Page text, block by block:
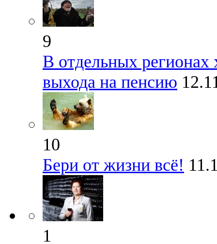
9
В отдельных регионах
выхода на пенсию
10
Бери от жизни всё!
1